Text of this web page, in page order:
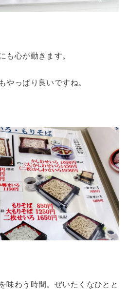
も心が動きます。
やっぱり良いですね。
味わう時間。ぜいたくなひとと